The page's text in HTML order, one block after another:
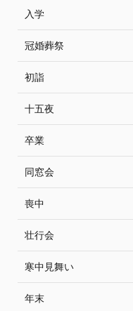
入学
冠婚葬祭
初詣
十五夜
卒業
同窓会
喪中
壮行会
寒中見舞い
年末